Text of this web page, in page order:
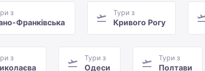
з
Франківська
Тури з
Кривого Рогу
з Тури з
Одеси
Тури з
Полтави